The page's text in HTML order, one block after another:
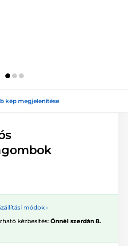
kép megjelenítése
módok ›
kézbesítés: Önnél szerdán 8.